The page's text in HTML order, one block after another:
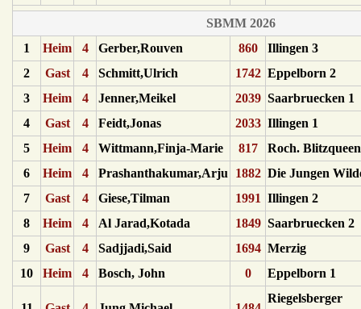
SBMM 2026
1
Heim 4 Gerber,Rouven 860
Illingen 3
2
Gast 4 Schmitt,Ulrich 1742 Eppelborn 2
3
Heim 4 Jenner,Meikel 2039 Saarbruecken 1
4
Gast 4 Feidt,Jonas 2033 Illingen 1
5
Heim 4 Wittmann,Finja-Marie 817
Roch.
6
Heim 4 Prashanthakumar,Arju 1882 Die Jungen
7
Gast 4 Giese,Tilman 1991 Illingen 2
8
Heim 4 Al Jarad,Kotada 1849 Saarbruecken 2
9
Gast 4 Sadjjadi,Said 1694 Merzig
10
Heim 4 Bosch, John 0 Eppelborn 1
Riegelsberger